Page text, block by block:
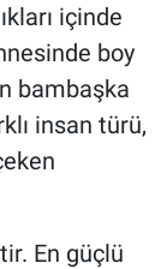
içinde
boy
bambaşka
insan türü,
En güçlü